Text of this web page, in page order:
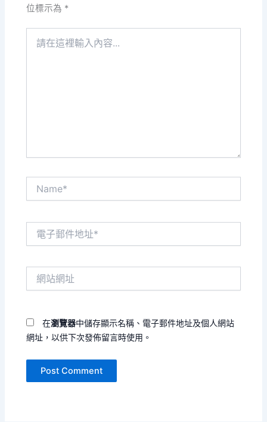
位標示為 *
在瀏覽器中儲存顯示名稱、電子郵件地址及個人網站
網址，以供下次發佈留言時使用。